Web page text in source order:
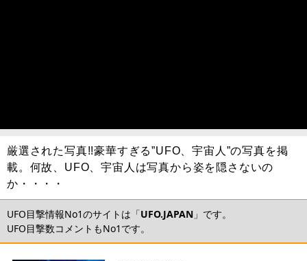
厳選された写真!!豪華すぎる”UFO、宇宙人”の写真を掲
載。何故、UFO、宇宙人は写真から姿を隠さないの
か・・・・
UFO目撃情報No1のサイトは「UFO.JAPAN 」です。
UFO目撃数コメントもNo1です。